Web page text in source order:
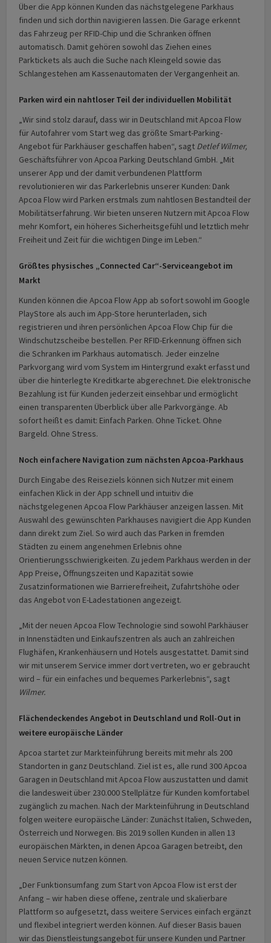
Über die App können Kunden das nächstgelegene Parkhaus
finden und sich dorthin navigieren lassen. Die Garage erkennt
das Fahrzeug per RFID-Chip und die Schranken öffnen
automatisch. Damit gehören sowohl das Ziehen eines
Parktickets als auch die Suche nach Kleingeld sowie das
Schlangestehen am Kassenautomaten der Vergangenheit an.
Parken wird ein nahtloser Teil der individuellen Mobilität
„Wir sind stolz darauf, dass wir in Deutschland mit Apcoa Flow
für Autofahrer vom Start weg das größte Smart-Parking-
Angebot für Parkhäuser geschaffen haben“, sagt Detlef Wilmer,
Geschäftsführer von Apcoa Parking Deutschland GmbH. „Mit
unserer App und der damit verbundenen Plattform
revolutionieren wir das Parkerlebnis unserer Kunden: Dank
Apcoa Flow wird Parken erstmals zum nahtlosen Bestandteil der
Mobilitätserfahrung. Wir bieten unseren Nutzern mit Apcoa Flow
mehr Komfort, ein höheres Sicherheitsgefühl und letztlich mehr
Freiheit und Zeit für die wichtigen Dinge im Leben.“
Größtes physisches „Connected Car“-Serviceangebot im
Markt
Kunden können die Apcoa Flow App ab sofort sowohl im Google
PlayStore als auch im App-Store herunterladen, sich
registrieren und ihren persönlichen Apcoa Flow Chip für die
Windschutzscheibe bestellen. Per RFID-Erkennung öffnen sich
die Schranken im Parkhaus automatisch. Jeder einzelne
Parkvorgang wird vom System im Hintergrund exakt erfasst und
über die hinterlegte Kreditkarte abgerechnet. Die elektronische
Bezahlung ist für Kunden jederzeit einsehbar und ermöglicht
einen transparenten Überblick über alle Parkvorgänge. Ab
sofort heißt es damit: Einfach Parken. Ohne Ticket. Ohne
Bargeld. Ohne Stress.
Noch einfachere Navigation zum nächsten Apcoa-Parkhaus
Durch Eingabe des Reiseziels können sich Nutzer mit einem
einfachen Klick in der App schnell und intuitiv die
nächstgelegenen Apcoa Flow Parkhäuser anzeigen lassen. Mit
Auswahl des gewünschten Parkhauses navigiert die App Kunden
dann direkt zum Ziel. So wird auch das Parken in fremden
Städten zu einem angenehmen Erlebnis ohne
Orientierungsschwierigkeiten. Zu jedem Parkhaus werden in der
App Preise, Öffnungszeiten und Kapazität sowie
Zusatzinformationen wie Barrierefreiheit, Zufahrtshöhe oder
das Angebot von E-Ladestationen angezeigt.
„Mit der neuen Apcoa Flow Technologie sind sowohl Parkhäuser
in Innenstädten und Einkaufszentren als auch an zahlreichen
Flughäfen, Krankenhäusern und Hotels ausgestattet. Damit sind
wir mit unserem Service immer dort vertreten, wo er gebraucht
wird – für ein einfaches und bequemes Parkerlebnis“, sagt
Wilmer.
Flächendeckendes Angebot in Deutschland und Roll-Out in
weitere europäische Länder
Apcoa startet zur Markteinführung bereits mit mehr als 200
Standorten in ganz Deutschland. Ziel ist es, alle rund 300 Apcoa
Garagen in Deutschland mit Apcoa Flow auszustatten und damit
die landesweit über 230.000 Stellplätze für Kunden komfortabel
zugänglich zu machen. Nach der Markteinführung in Deutschland
folgen weitere europäische Länder: Zunächst Italien, Schweden,
Österreich und Norwegen. Bis 2019 sollen Kunden in allen 13
europäischen Märkten, in denen Apcoa Garagen betreibt, den
neuen Service nutzen können.
„Der Funktionsumfang zum Start von Apcoa Flow ist erst der
Anfang – wir haben diese offene, zentrale und skalierbare
Plattform so aufgesetzt, dass weitere Services einfach ergänzt
und flexibel integriert werden können. Auf dieser Basis bauen
wir das Dienstleistungsangebot für unsere Kunden und Partner